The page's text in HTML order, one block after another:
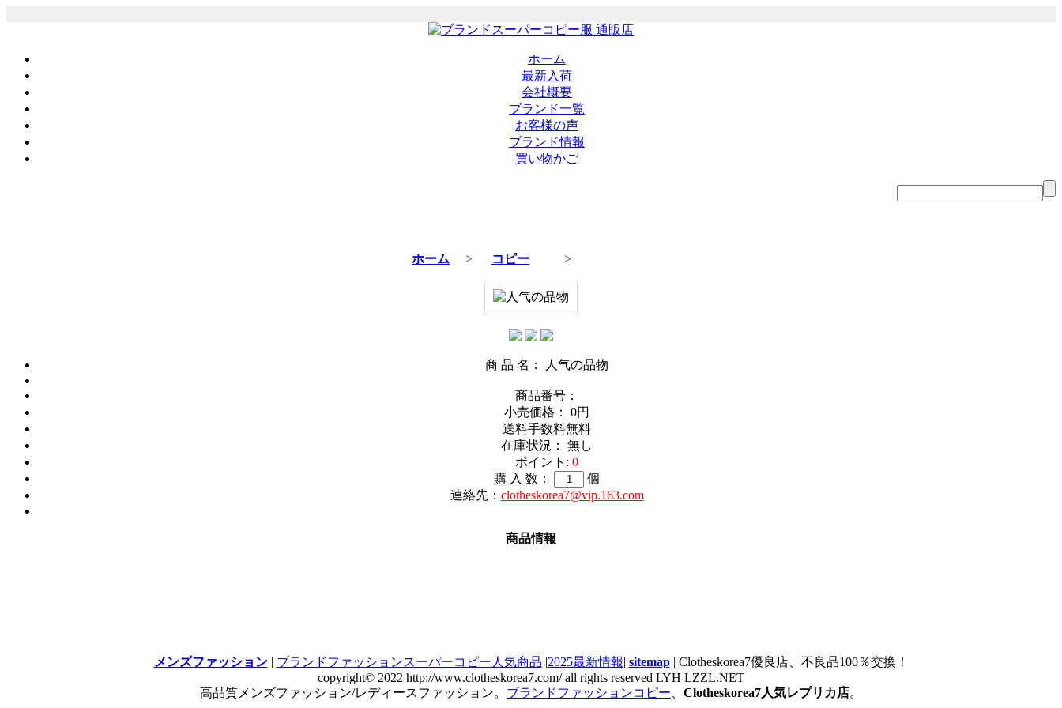
ホーム
最新入荷
会社概要
ブランド一覧
お客様の声
ブランド情報
買い物かご
ホーム > コピー >
商 品 名： 人气の品物
商品番号：
小売価格： 0円
送料手数料無料
在庫状況： 無し
ポイント: 0
購 入 数：
個
連絡先： clotheskorea7@vip.163.com
商品情報
メンズファッション| ブランドファッションスーパーコピー人気商品 |2025最新情報| sitemap| Clotheskorea7優良店、不良品100％交換！
copyright© 2022 http://www.clotheskorea7.com/ all rights reserved LYH LZZL.NET
高品質メンズファッション/レディースファッション。 ブランドファッションコピー Clotheskorea7人気レプリカ店。